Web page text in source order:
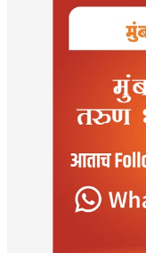
Mumbai |